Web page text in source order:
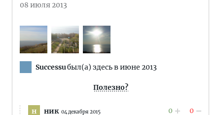
08 июля 2013
Successuбыл(а) здесь в июне 2013
Полезно?
н ник 04 декабря 2015 0 0